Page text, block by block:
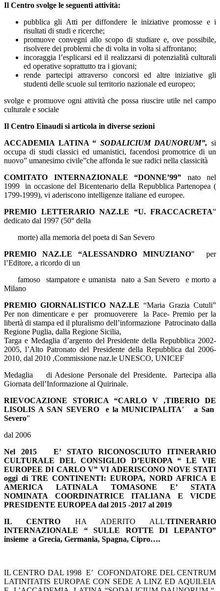
Il Centro svolge le seguenti attività:
pubblica gli Atti per diffondere le iniziative promosse e i
risultati di studi e ricerche;
promuove convegni allo scopo di studiare e, ove possibile,
risolvere dei problemi che di volta in volta si affrontano;
incoraggia l’esplicarsi ed il realizzarsi di potenzialità culturali
ed operative soprattutto tra i giovani;
rende partecipi attraverso concorsi ed altre iniziative gli
studenti delle scuole sul territorio nazionale ed europeo;
svolge e promuove ogni attività che possa riuscire utile nel campo
culturale e sociale
Il Centro Einaudi si articola in diverse sezioni
ACCADEMIA LATINA “ SODALICIUM DAUNORUM”, si
occupa di studi classici ed umanistici, facendosi promotrice di un
nuovo” umanesimo civile”che affonda le sue radici nella classicità
COMITATO INTERNAZIONALE “DONNE’99” nato nel
1999 in occasione del Bicentenario della Repubblica Partenopea (
1799-1999), vi aderiscono intelligenze italiane ed europee.
PREMIO LETTERARIO NAZ.LE “U. FRACCACRETA”
dedicato dal 1997 (50° della
morte) alla memoria del poeta di San Severo
PREMIO NAZ.LE “ALESSANDRO MINUZIANO”
per
l’Editore, a ricordo di un
famoso stampatore e umanista nato a San Severo e morto a
Milano
PREMIO GIORNALISTICO NAZ.LE “Maria Grazia Cutuli”
Per non dimenticare e per promuoverere la Pace- Premio per la
libertà di stampa ed il pluralismo dell’informazione Patrocinato dalla
Regione Puglia, dalla Regione Sicilia,
Targa e Medaglia d’argento del Presidente della Repubblica 2002-
2005, l’Alto Patronato del Presidente della Repubblica dal 2006-
2010, dal 2010 ,Commissione naz.le UNESCO, UNICEF
Medaglia di Adesione Personale del Presidente. Partecipa alla
Giornata dell’Informazione al Quirinale.
RIEVOCAZIONE STORICA “CARLO V ,TIBERIO DE
LISOLIS A SAN SEVERO e la MUNICIPALITA’a San
Severo”
dal 2006
Nel 2015 E’ STATO RICONOSCIUTO ITINERARIO
CULTURALE DEL CONSIGLIO D’EUROPA “ LE VIE
EUROPEE DI CARLO V” VI ADERISCONO NOVE STATI
oggi di TRE CONTINENTI: EUROPA, NORD AFRICA E
AMERICA LATINALA TOMASONE E’ STATA
NOMINATA COORDINATRICE ITALIANA E VICDE
PRESIDENTE EUROPEA dal 2015 -2017 al 2019
IL CENTRO HA ADERITO ALL’ITINERARIO
INTERNAZIONALE “ SULLE ROTTE DI LEPANTO”
insieme a Grecia, Germania, Spagna, Cipro….
IL CENTRO DAL 1998 E’ COFONDATORE DEL CENTRUM
LATINITATIS EUROPAE CON SEDE A LINZ ED AQUILEIA